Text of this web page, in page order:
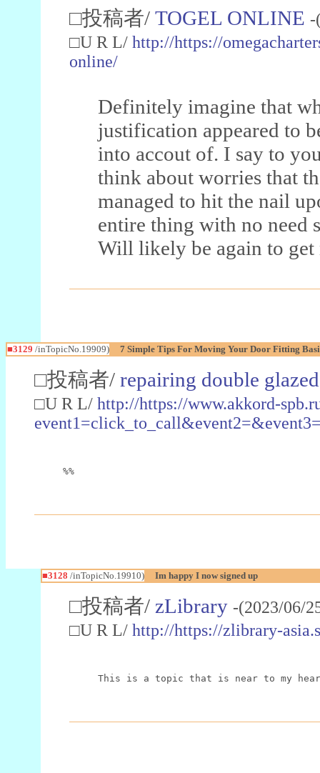
□投稿者/ TOGEL ONLINE -
□U R L/ http://https://
online/
Definitely imagine that
justification appeared to
into accout of. I say to
think about worries that
managed to hit the nail
entire thing with no need
Will likely be again to get
■3129 /inTopicNo.19909) 7 Simple Tips For Moving Your Door Fitting
□投稿者/ repairing double
□U R L/ http://https://www.akkord-
%%
■3128 /inTopicNo.19910) Im happy I now signed up
□投稿者/ zLibrary -(2023/06/
□U R L/ http://https://zlibrary-
This is a topic that is near to my